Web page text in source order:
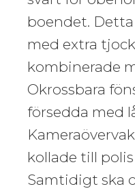
boendet.
med extra
kombinerade
Okrossbara
försedda med
kollade till
Samtidigt ska